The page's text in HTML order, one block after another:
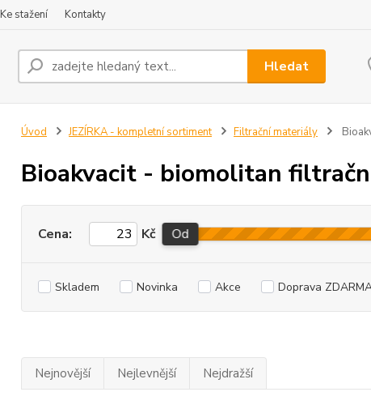
Ke stažení Kontakty
Hledat
Úvod JEZÍRKA - kompletní sortiment Filtrační materiály
Bioakvacit - biomolitan
Cena: Kč Od
Skladem Novinka Akce Doprava
Nejnovější Nejlevnější Nejdražší